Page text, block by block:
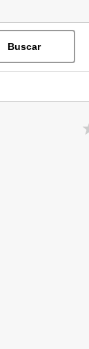
Buscar